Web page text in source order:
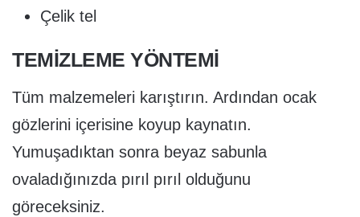
Çelik tel
TEMİZLEME YÖNTEMİ
Tüm malzemeleri karıştırın. Ardından ocak
gözlerini içerisine koyup kaynatın.
Yumuşadıktan sonra beyaz sabunla
ovaladığınızda pırıl pırıl olduğunu
göreceksiniz.